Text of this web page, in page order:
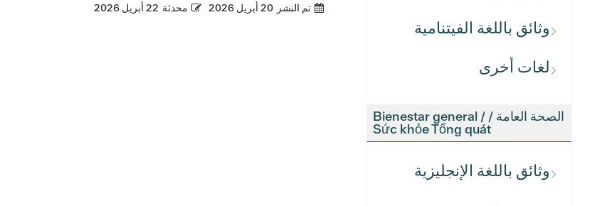
وثائق باللغة الفيتنامية
لغات أخرى
الصحة العامة / Bienestar general /
Sức khỏe Tổng quát
وثائق باللغة الإنجليزية
تم النشر 20 أبريل 2026 محدثة 22 أبريل 2026